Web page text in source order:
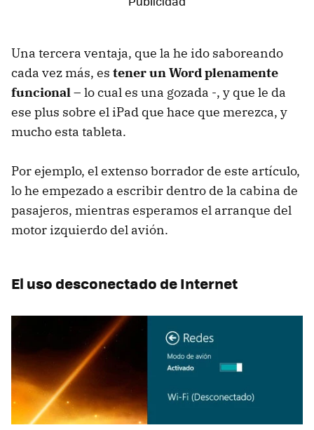
Una tercera ventaja, que la he ido saboreando
cada vez más, es tener un Word plenamente
funcional– lo cual es una gozada -, y que le da
ese plus sobre el iPad que hace que merezca, y
mucho esta tableta.
Por ejemplo, el extenso borrador de este artículo,
lo he empezado a escribir dentro de la cabina de
pasajeros, mientras esperamos el arranque del
motor izquierdo del avión.
El uso desconectado de Internet